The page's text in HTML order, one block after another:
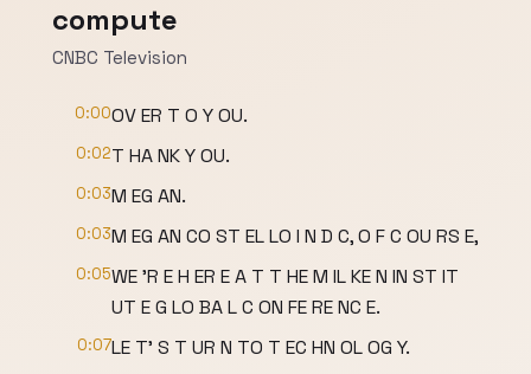
compute
CNBC Television
0:00OV ER T O Y OU.
0:02T HA NK Y OU.
0:03M EG AN.
0:03M EG AN CO ST EL LO I N D C, O F C OU RS E,
0:05WE 'R E H ER E A T T HE M IL KE N IN ST IT
UT E G LO BA L C ON FE RE NC E.
0:07LE T' S T UR N TO T EC HN OL OG Y.